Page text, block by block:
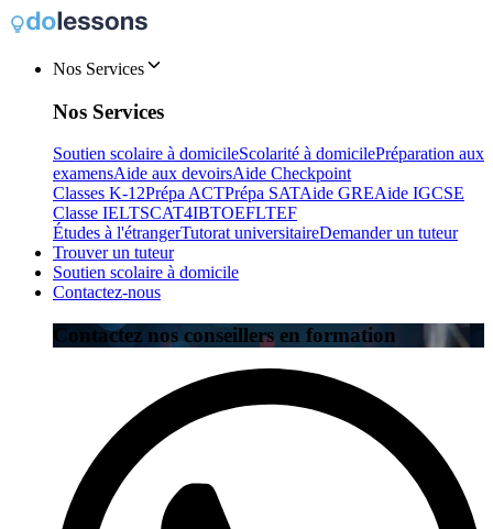
Nos Services
Nos Services
Soutien scolaire à domicileScolarité à domicilePréparation aux
examensAide aux devoirsAide Checkpoint
Classes K-12Prépa ACTPrépa SATAide GREAide IGCSE
Classe IELTSCAT4IBTOEFLTEF
Études à l'étrangerTutorat universitaireDemander un tuteur
Trouver un tuteur
Soutien scolaire à domicile
Contactez-nous
Contactez nos conseillers en formation